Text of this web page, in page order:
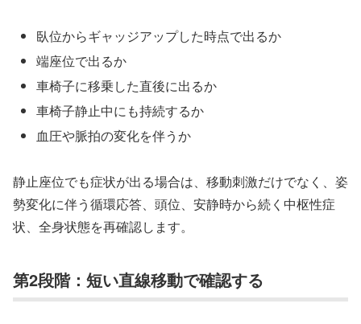
臥位からギャッジアップした時点で出るか
端座位で出るか
車椅子に移乗した直後に出るか
車椅子静止中にも持続するか
血圧や脈拍の変化を伴うか
静止座位でも症状が出る場合は、移動刺激だけでなく、姿
勢変化に伴う循環応答、頭位、安静時から続く中枢性症
状、全身状態を再確認します。
第2段階：短い直線移動で確認する